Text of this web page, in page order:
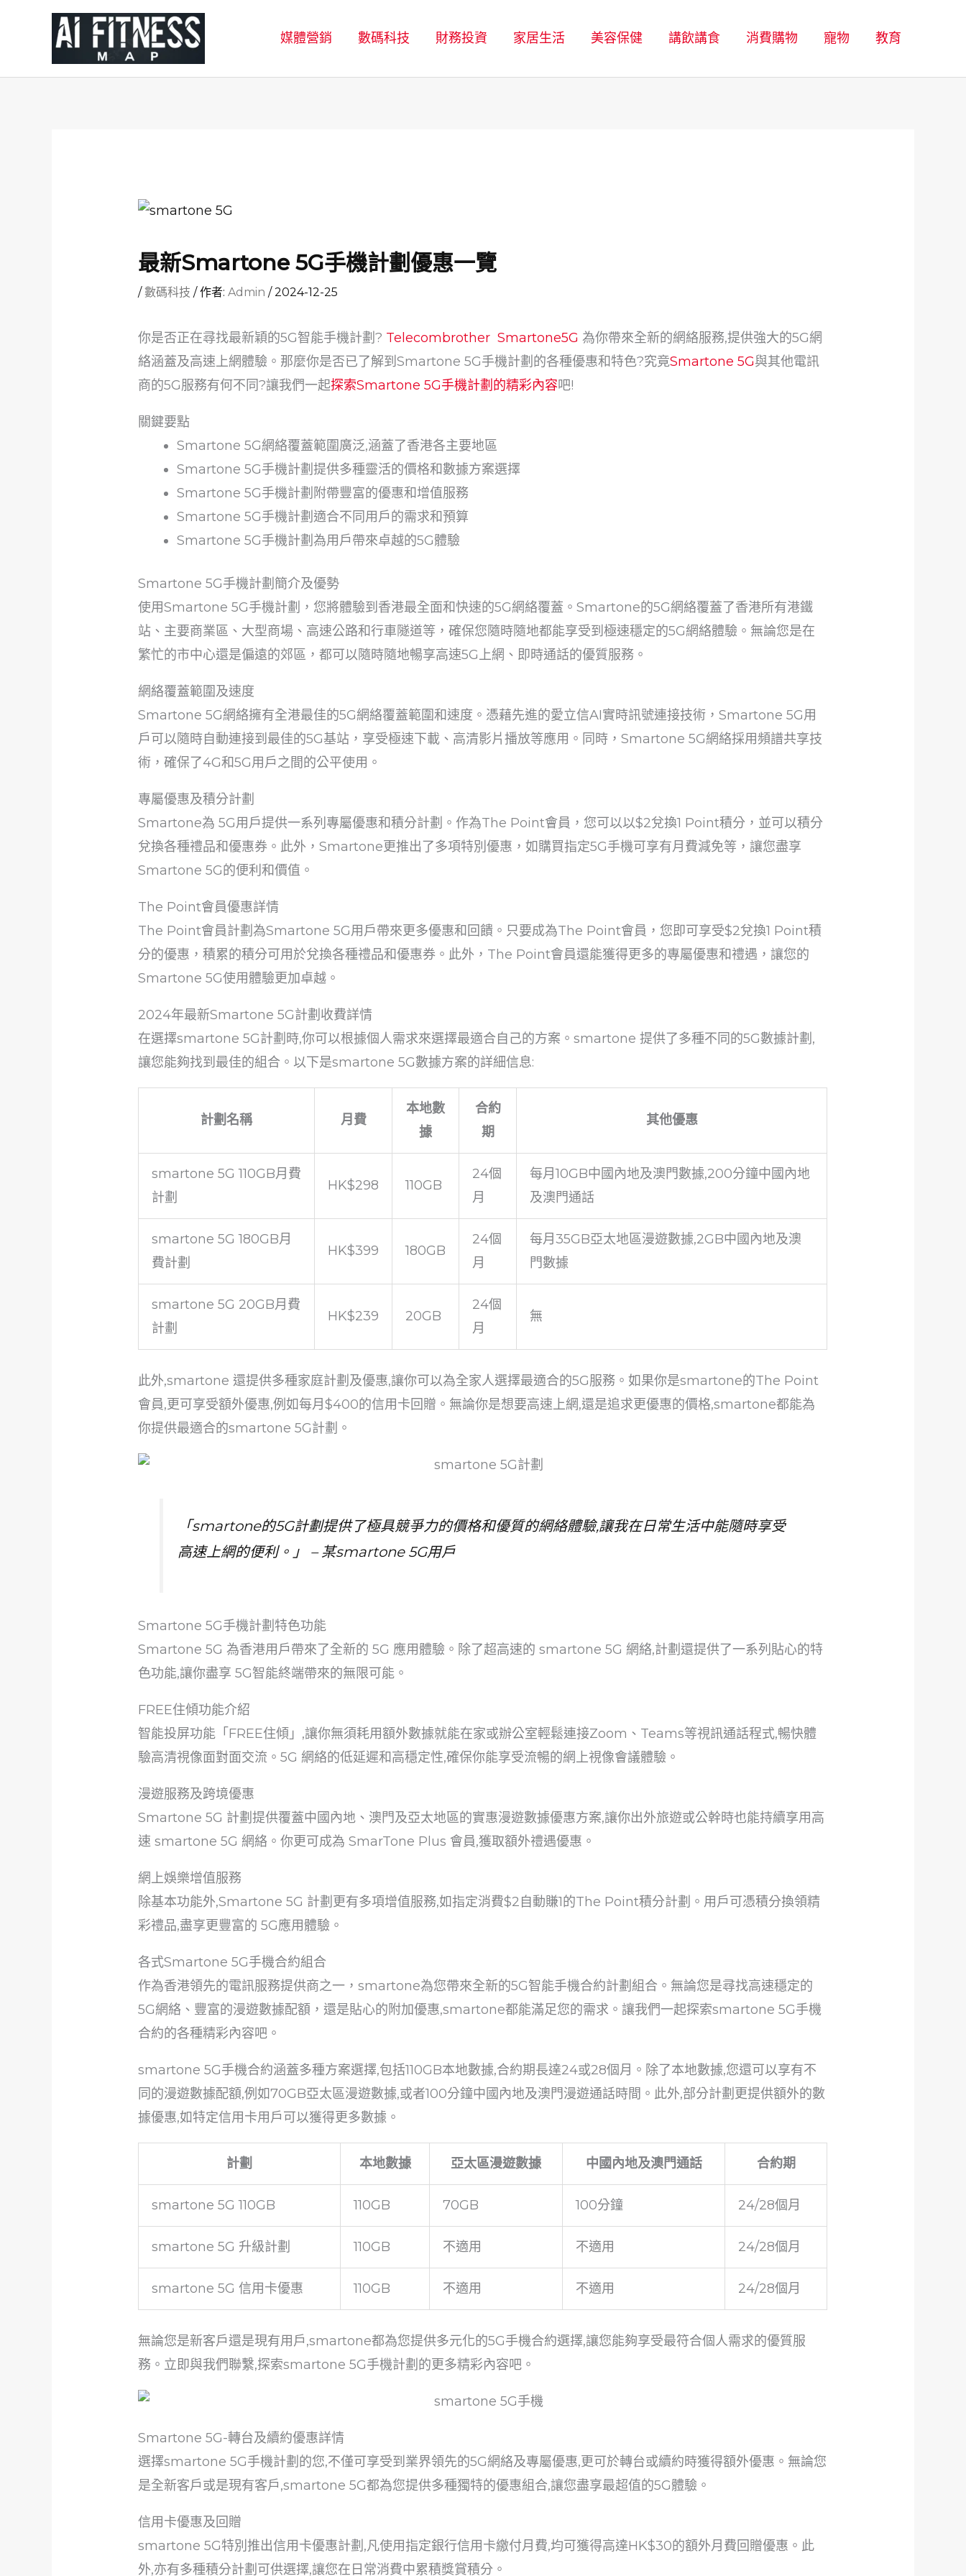
要
媒體營銷 數碼科技 財務投資 家居生活 美容保健 講飲講食 消費購物 寵物 教育
最新Smartone 5G手機計劃優惠一覽
/數碼科技 / 作者:Admin/2024-12-25
你是否正在尋找最新穎的5G智能手機計劃? Telecombrother Smartone5G 為你帶來全新的網絡服務,提供強大的5G網
絡涵蓋及高速上網體驗。那麼你是否已了解到Smartone 5G手機計劃的各種優惠和特色?究竟Smartone 5G與其他電訊
商的5G服務有何不同?讓我們一起探索Smartone 5G手機計劃的精彩內容吧!
關鍵要點
Smartone 5G網絡覆蓋範圍廣泛,涵蓋了香港各主要地區
Smartone 5G手機計劃提供多種靈活的價格和數據方案選擇
Smartone 5G手機計劃附帶豐富的優惠和增值服務
Smartone 5G手機計劃適合不同用戶的需求和預算
Smartone 5G手機計劃為用戶帶來卓越的5G體驗
Smartone 5G手機計劃簡介及優勢
使用Smartone 5G手機計劃，您將體驗到香港最全面和快速的5G網絡覆蓋。Smartone的5G網絡覆蓋了香港所有港鐵
站、主要商業區、大型商場、高速公路和行車隧道等，確保您隨時隨地都能享受到極速穩定的5G網絡體驗。無論您是在
繁忙的市中心還是偏遠的郊區，都可以隨時隨地暢享高速5G上網、即時通話的優質服務。
網絡覆蓋範圍及速度
Smartone 5G網絡擁有全港最佳的5G網絡覆蓋範圍和速度。憑藉先進的愛立信AI實時訊號連接技術，Smartone 5G用
戶可以隨時自動連接到最佳的5G基站，享受極速下載、高清影片播放等應用。同時，Smartone 5G網絡採用頻譜共享技
術，確保了4G和5G用戶之間的公平使用。
專屬優惠及積分計劃
Smartone為 5G用戶提供一系列專屬優惠和積分計劃。作為The Point會員，您可以以$2兌換1 Point積分，並可以積分
兌換各種禮品和優惠券。此外，Smartone更推出了多項特別優惠，如購買指定5G手機可享有月費減免等，讓您盡享
Smartone 5G的便利和價值。
The Point會員優惠詳情
The Point會員計劃為Smartone 5G用戶帶來更多優惠和回饋。只要成為The Point會員，您即可享受$2兌換1 Point積
分的優惠，積累的積分可用於兌換各種禮品和優惠券。此外，The Point會員還能獲得更多的專屬優惠和禮遇，讓您的
Smartone 5G使用體驗更加卓越。
2024年最新Smartone 5G計劃收費詳情
在選擇smartone 5G計劃時,你可以根據個人需求來選擇最適合自己的方案。smartone 提供了多種不同的5G數據計劃,
讓您能夠找到最佳的組合。以下是smartone 5G數據方案的詳細信息:
計劃名稱 月費
本地數
據
合約
期
其他優惠
smartone 5G 110GB月費
計劃
HK$298 110GB
24個
月
每月10GB中國內地及澳門數據,200分鐘中國內地
及澳門通話
smartone 5G 180GB月
費計劃
HK$399 180GB
24個
月
每月35GB亞太地區漫遊數據,2GB中國內地及澳
門數據
smartone 5G 20GB月費
計劃
HK$239 20GB
24個
月
無
此外,smartone 還提供多種家庭計劃及優惠,讓你可以為全家人選擇最適合的5G服務。如果你是smartone的The Point
會員,更可享受額外優惠,例如每月$400的信用卡回贈。無論你是想要高速上網,還是追求更優惠的價格,smartone都能為
你提供最適合的smartone 5G計劃。
「smartone的5G計劃提供了極具競爭力的價格和優質的網絡體驗,讓我在日常生活中能隨時享受
高速上網的便利。」 – 某smartone 5G用戶
Smartone 5G手機計劃特色功能
Smartone 5G 為香港用戶帶來了全新的 5G 應用體驗。除了超高速的 smartone 5G 網絡,計劃還提供了一系列貼心的特
色功能,讓你盡享 5G智能終端帶來的無限可能。
FREE住傾功能介紹
智能投屏功能「FREE住傾」,讓你無須耗用額外數據就能在家或辦公室輕鬆連接Zoom、Teams等視訊通話程式,暢快體
驗高清視像面對面交流。5G 網絡的低延遲和高穩定性,確保你能享受流暢的網上視像會議體驗。
漫遊服務及跨境優惠
Smartone 5G 計劃提供覆蓋中國內地、澳門及亞太地區的實惠漫遊數據優惠方案,讓你出外旅遊或公幹時也能持續享用高
速 smartone 5G 網絡。你更可成為 SmarTone Plus 會員,獲取額外禮遇優惠。
網上娛樂增值服務
除基本功能外,Smartone 5G 計劃更有多項增值服務,如指定消費$2自動賺1的The Point積分計劃。用戶可憑積分換領精
彩禮品,盡享更豐富的 5G應用體驗。
各式Smartone 5G手機合約組合
作為香港領先的電訊服務提供商之一，smartone為您帶來全新的5G智能手機合約計劃組合。無論您是尋找高速穩定的
5G網絡、豐富的漫遊數據配額，還是貼心的附加優惠,smartone都能滿足您的需求。讓我們一起探索smartone 5G手機
合約的各種精彩內容吧。
smartone 5G手機合約涵蓋多種方案選擇,包括110GB本地數據,合約期長達24或28個月。除了本地數據,您還可以享有不
同的漫遊數據配額,例如70GB亞太區漫遊數據,或者100分鐘中國內地及澳門漫遊通話時間。此外,部分計劃更提供額外的數
據優惠,如特定信用卡用戶可以獲得更多數據。
計劃 本地數據 亞太區漫遊數據 中國內地及澳門通話 合約期
smartone 5G 110GB 110GB 70GB 100分鐘 24/28個月
smartone 5G 升級計劃 110GB 不適用 不適用 24/28個月
smartone 5G 信用卡優惠 110GB 不適用 不適用 24/28個月
無論您是新客戶還是現有用戶,smartone都為您提供多元化的5G手機合約選擇,讓您能夠享受最符合個人需求的優質服
務。立即與我們聯繫,探索smartone 5G手機計劃的更多精彩內容吧。
Smartone 5G-轉台及續約優惠詳情
選擇smartone 5G手機計劃的您,不僅可享受到業界領先的5G網絡及專屬優惠,更可於轉台或續約時獲得額外優惠。無論您
是全新客戶或是現有客戶,smartone 5G都為您提供多種獨特的優惠組合,讓您盡享最超值的5G體驗。
信用卡優惠及回贈
smartone 5G特別推出信用卡優惠計劃,凡使用指定銀行信用卡繳付月費,均可獲得高達HK$30的額外月費回贈優惠。此
外,亦有多種積分計劃可供選擇,讓您在日常消費中累積獎賞積分。